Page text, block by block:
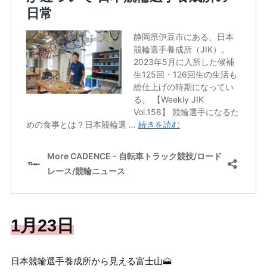
1月23日
日本競輪選手養成所から見える富士山🗻